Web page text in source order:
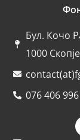
Бул. Кочо
1000
076 406 996